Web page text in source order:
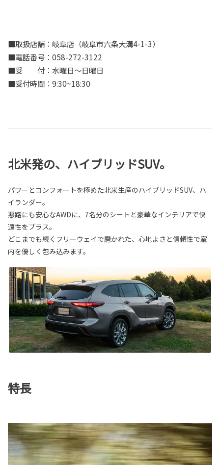
■取扱店舗：岐阜店（岐阜市六条大溝4-1-3）
■電話番号：058-272-3122
■受 付：水曜日～日曜日
■受付時間：9:30~18:30
北米発の、ハイブリッドSUV。
パワーとコンフォートを極めた北米生産のハイブリッドSUV、ハ
イランダー。
悪路にも安心なAWDに、7名分のシートと豪華なインテリアで快
適性をプラス。
どこまでも続くフリーウェイで磨かれた、心地よさと信頼性で室
内を優しく包み込みます。
特長